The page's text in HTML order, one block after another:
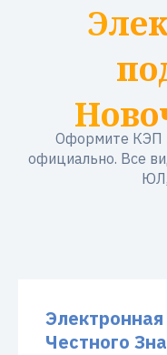
Оформите КЭП
официально. Все
Честного